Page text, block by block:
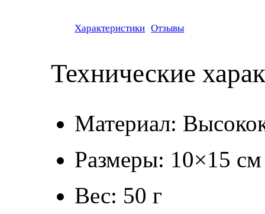
Характеристики Отзывы
Технические
Материал:
Размеры: 10×15 см
Вес: 50 г